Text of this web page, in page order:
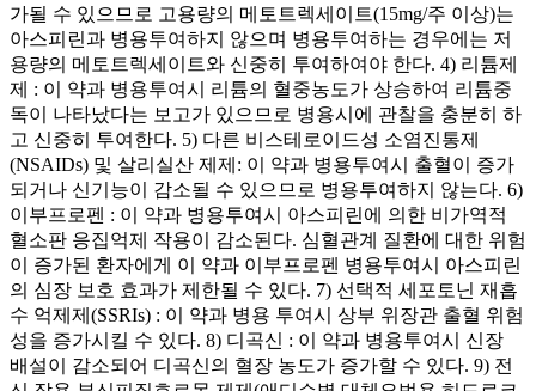
가될 수 있으므로 고용량의 메토트렉세이트(15mg/주 이상)는
아스피린과 병용투여하지 않으며 병용투여하는 경우에는 저
용량의 메토트렉세이트와 신중히 투여하여야 한다. 4) 리튬제
제 : 이 약과 병용투여시 리튬의 혈중농도가 상승하여 리튬중
독이 나타났다는 보고가 있으므로 병용시에 관찰을 충분히 하
고 신중히 투여한다. 5) 다른 비스테로이드성 소염진통제
(NSAIDs) 및 살리실산 제제: 이 약과 병용투여시 출혈이 증가
되거나 신기능이 감소될 수 있으므로 병용투여하지 않는다. 6)
이부프로펜 : 이 약과 병용투여시 아스피린에 의한 비가역적
혈소판 응집억제 작용이 감소된다. 심혈관계 질환에 대한 위험
이 증가된 환자에게 이 약과 이부프로펜 병용투여시 아스피린
의 심장 보호 효과가 제한될 수 있다. 7) 선택적 세포토닌 재흡
수 억제제(SSRIs) : 이 약과 병용 투여시 상부 위장관 출혈 위험
성을 증가시킬 수 있다. 8) 디곡신 : 이 약과 병용투여시 신장
배설이 감소되어 디곡신의 혈장 농도가 증가할 수 있다. 9) 전